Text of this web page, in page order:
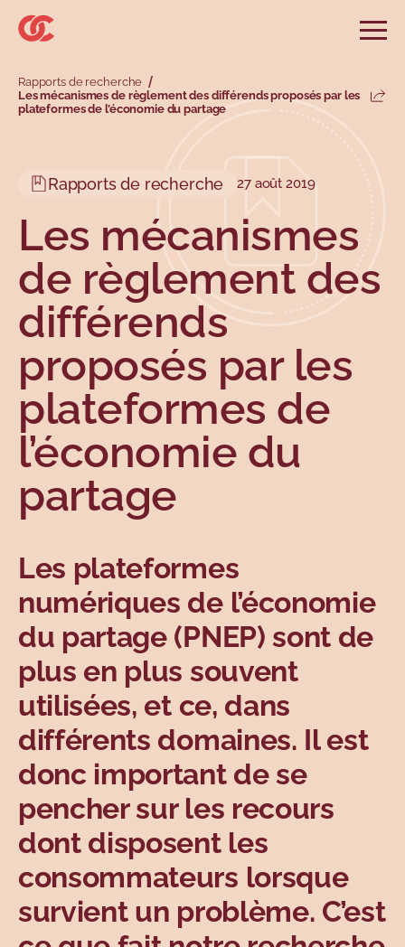
Sauter au menu principal
Sauter au champ de recherche
Sauter au contenu principal
Sauter au pied de page
Rechercher sur le site
Rechercher
Menu secondaire
Menu principal
Profils
Sujets
Types
Sujets
Rapports de recherche
Les mécanismes de règlement des différends proposés par les
plateformes de l’économie du partage
Rapports de recherche 27 août 2019
Les mécanismes
de règlement des
différends
proposés par les
plateformes de
l’économie du
partage
Les plateformes
numériques de l’économie
du partage (PNEP) sont de
plus en plus souvent
utilisées, et ce, dans
différents domaines. Il est
donc important de se
pencher sur les recours
dont disposent les
consommateurs lorsque
survient un problème. C’est